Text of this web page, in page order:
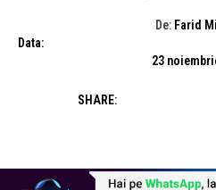
De: Farid
Data:
23
SHARE: